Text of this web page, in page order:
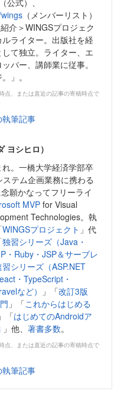
（公式）、
（メンバーリスト）
介＞WINGSプロジェク
ルライター。出版社を経
て独立。ライター、エ
パー、講師業に従事。
」。
点、または直近の記事の寄稿時点で
筆記事
ヨシヒロ）
。一橋大学経済学部卒
テム企画業務に携わる
願かなってフリーライ
MVPfor Visual
Technologies。執
WINGSプロジェクト 」代
独習シリーズ（Java・
・Ruby・JSP＆サーブレ
習シリーズ（ASP.NET
・TypeScript・
など）
」「改訂3版
」「これからはじめる
」「はじめてのAndroidア
」他、 著書多数。
点、または直近の記事の寄稿時点で
筆記事